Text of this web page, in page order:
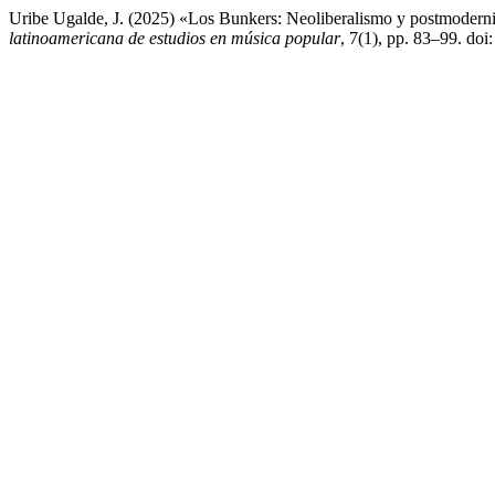
Uribe Ugalde, J. (2025) «Los Bunkers: Neoliberalismo y
latinoamericana de estudios en música popular, 7(1), pp. 83–99.